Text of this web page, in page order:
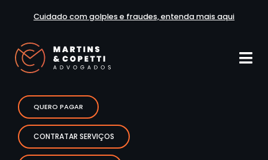
Cuidado com golples e fraudes, entenda mais aqui
QUERO PAGAR
CONTRATAR SERVIÇOS